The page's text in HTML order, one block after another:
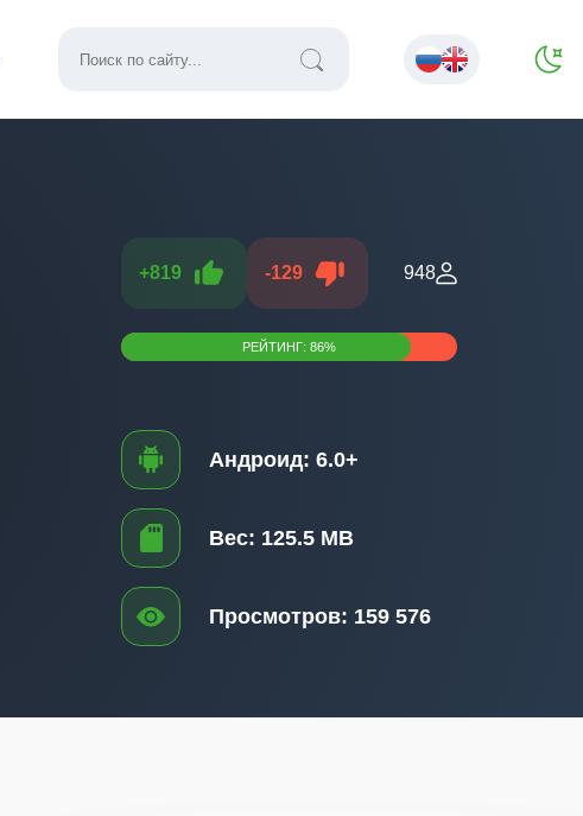
+819 -129 948
РЕЙТИНГ:86%
Андроид: 6.0+
Вес: 125.5 MB
Просмотров: 159 576